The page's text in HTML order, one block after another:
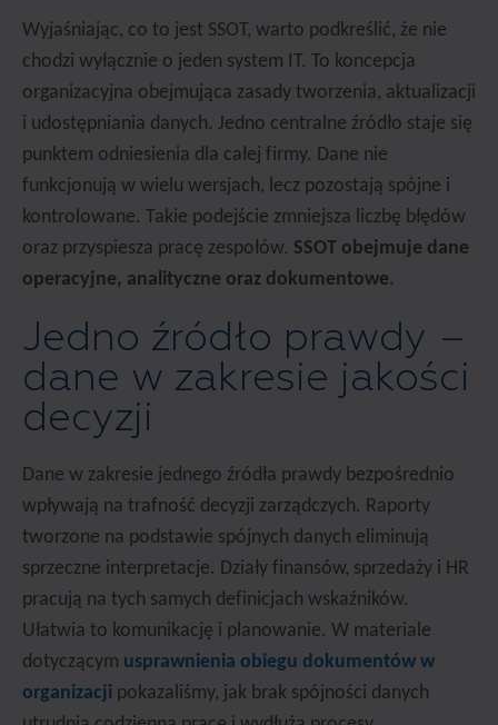
Wyjaśniając, co to jest SSOT, warto podkreślić, że nie
chodzi wyłącznie o jeden system IT. To koncepcja
organizacyjna obejmująca zasady tworzenia, aktualizacji
i udostępniania danych. Jedno centralne źródło staje się
punktem odniesienia dla całej firmy. Dane nie
funkcjonują w wielu wersjach, lecz pozostają spójne i
kontrolowane. Takie podejście zmniejsza liczbę błędów
oraz przyspiesza pracę zespołów. SSOT obejmuje dane
operacyjne, analityczne oraz dokumentowe.
Jedno źródło prawdy –
dane w zakresie jakości
decyzji
Dane w zakresie jednego źródła prawdy bezpośrednio
wpływają na trafność decyzji zarządczych. Raporty
tworzone na podstawie spójnych danych eliminują
sprzeczne interpretacje. Działy finansów, sprzedaży i HR
pracują na tych samych definicjach wskaźników.
Ułatwia to komunikację i planowanie. W materiale
dotyczącym usprawnienia obiegu dokumentów w
organizacji pokazaliśmy, jak brak spójności danych